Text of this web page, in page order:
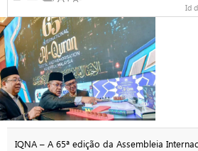
Id
IQNA – A 65ª edição da Assembleia